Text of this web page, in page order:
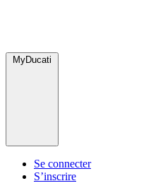
MyDucati
Se connecter
S’inscrire